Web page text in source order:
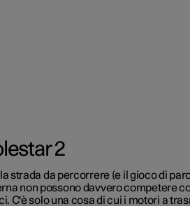
Parco auto e
2
strada da percorrere (e il gioco di
non possono davvero competere
C'è solo una cosa di cui i motori a